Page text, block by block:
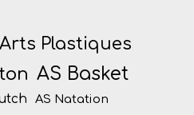
Arts Plastiques
AS Basket
AS Natation